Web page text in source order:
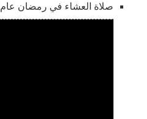
صلاة العشاء في رمضان عام 1420